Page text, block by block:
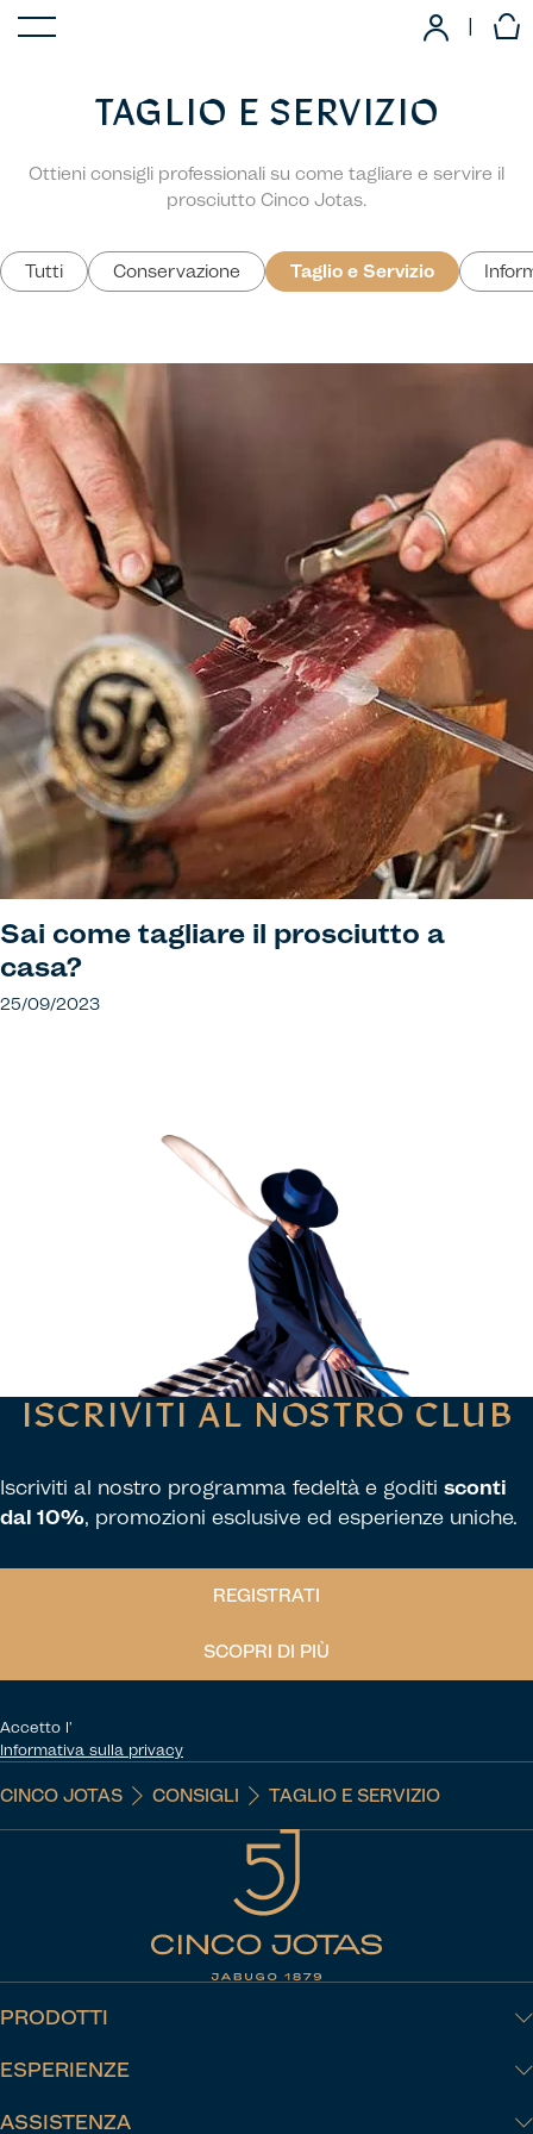
TAGLIO E SERVIZIO
Ottieni consigli professionali su come tagliare e servire il
prosciutto Cinco Jotas.
Tutti Conservazione Taglio e Servizio
Sai come tagliare il prosciutto a
casa?
25/09/2023
ISCRIVITI AL NOSTRO CLUB
Iscriviti al nostro programma fedeltà e goditi sconti
dal 10%, promozioni esclusive ed esperienze uniche.
REGISTRATI
SCOPRI DI PIÙ
Accetto l'
Informativa sulla privacy
CINCO JOTAS CONSIGLI TAGLIO E SERVIZIO
PRODOTTI
ESPERIENZE
ASSISTENZA